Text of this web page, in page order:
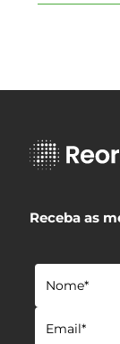
Receba as